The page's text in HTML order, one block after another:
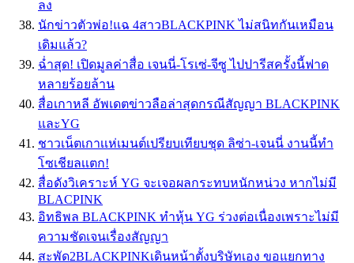
ลง
นักข่าวตัวพ่อ!แฉ 4สาวBLACKPINK ไม่สนิทกันเหมือน
เดิมแล้ว?
ฉ่ำสุด! เปิดมูลค่าสื่อ เจนนี่-โรเซ่-จีซู ไปปารีสครั้งนี้ฟาด
หลายร้อยล้าน
สื่อเกาหลี อัพเดตข่าวลือล่าสุดกรณีสัญญา BLACKPINK
และYG
ชาวเน็ตเกาเเห่เมนต์เปรียบเทียบชุด ลิซ่า-เจนนี่ งานนี้ทำ
โซเชียลเเตก!
สื่อดังวิเคราะห์ YG จะเจอผลกระทบหนักหน่วง หากไม่มี
BLACPINK
อิทธิพล BLACKPINK ทำหุ้น YG ร่วงต่อเนื่องเพราะไม่มี
ความชัดเจนเรื่องสัญญา
สะพัด2BLACKPINKเดินหน้าตั้งบริษัทเอง ขอแยกทาง